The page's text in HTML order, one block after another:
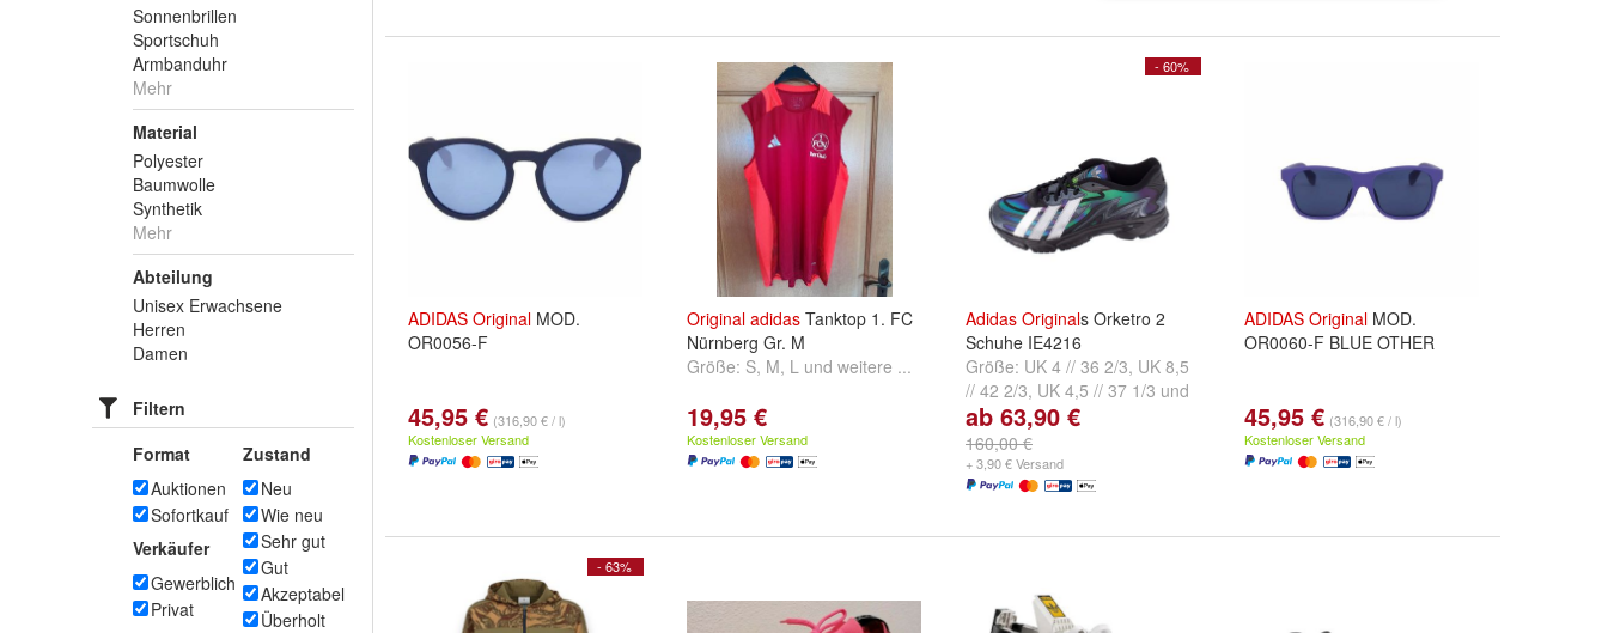
Sonnenbrillen
Sportschuh
Armbanduhr
Mehr
Material
Polyester
Baumwolle
Synthetik
Mehr
Abteilung
Unisex Erwachsene
Herren
Damen
Filtern
Format
Auktionen
Sofortkauf
Verkäufer
Gewerblich
Privat
Zustand
Neu
Wie neu
Sehr gut
Gut
Akzeptabel
Überholt
ADIDAS Original MOD.
OR0056-F
45,95 € (316,90 € / l)
Kostenloser Versand
Original adidas Tanktop 1. FC
Nürnberg Gr. M
Größe: S, M, L und weitere ...
19,95 €
Kostenloser Versand
- 60%
Adidas Originals Orketro 2
Schuhe IE4216
Größe: UK 4 // 36 2/3, UK 8,5
// 42 2/3, UK 4,5 // 37 1/3 und
weitere ...
ab 63,90 €
160,00 €
+ 3,90 € Versand
ADIDAS Original MOD.
OR0060-F BLUE OTHER
45,95 € (316,90 € / l)
Kostenloser Versand
- 63%